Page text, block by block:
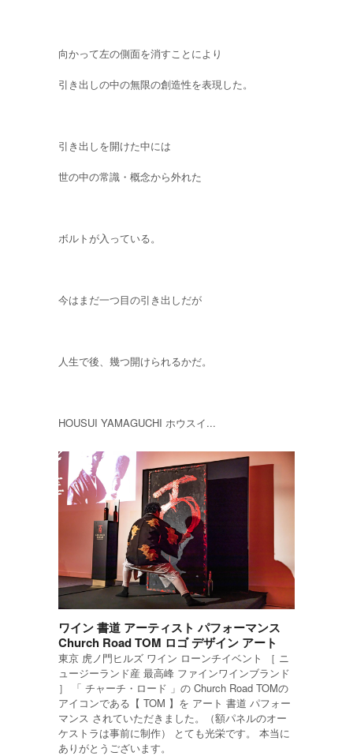
向かって左の側面を消すことにより
引き出しの中の無限の創造性を表現した。
引き出しを開けた中には
世の中の常識・概念から外れた
ボルトが入っている。
今はまだ一つ目の引き出しだが
人生で後、幾つ開けられるかだ。
HOUSUI YAMAGUCHI ホウスイ...
ワイン 書道 アーティスト パフォーマンス
Church Road TOM ロゴ デザイン アート
東京 虎ノ門ヒルズ ワイン ローンチイベント ［ ニ
ュージーランド産 最高峰 ファインワインブランド
］ 「 チャーチ・ロード 」の Church Road TOMの
アイコンである【 TOM 】を アート 書道 パフォー
マンス されていただきました。（額パネルのオー
ケストラは事前に制作） とても光栄です。 本当に
ありがとうございます。